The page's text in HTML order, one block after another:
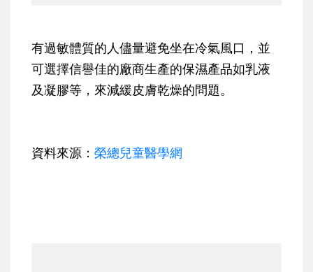
有過敏體質的人儘量避免坐在冷氣風口，並
可選擇信譽佳的廠商生產的保濕產品如乳液
及凝膠等，來減緩皮膚乾燥的問題。
資料來源： 榮總兒童醫學網